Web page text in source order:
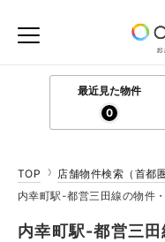
最近見た物件
0
TOP
店舗物件検索（首都圏
内幸町駅-都営三田線の物件
内幸町駅-都営三